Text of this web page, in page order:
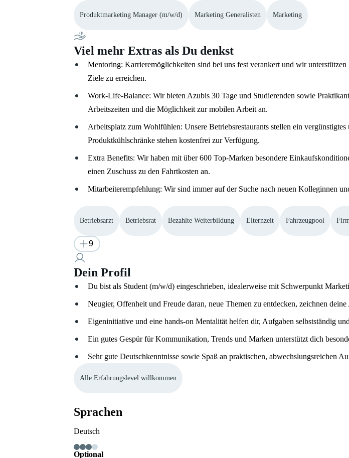
Produktmarketing Manager (m/w/d) Marketing Generalisten Marketing
Viel mehr Extras als Du denkst
Mentoring: Karrieremöglichkeiten sind bei uns fest verankert und wir
Ziele zu erreichen.
Work-Life-Balance: Wir bieten Azubis 30 Tage und Studierenden sowie
Arbeitszeiten und die Möglichkeit zur mobilen Arbeit an.
Arbeitsplatz zum Wohlfühlen: Unsere Betriebsrestaurants stellen ein
Produktkühlschränke stehen kostenfrei zur Verfügung.
Extra Benefits: Wir haben mit über 600 Top-Marken besondere
einen Zuschuss zu den Fahrtkosten an.
Mitarbeiterempfehlung: Wir sind immer auf der Suche nach neuen Kolleginnen
Betriebsarzt Betriebsrat Bezahlte Weiterbildung Elternzeit Fahrzeugpool
9
Dein Profil
Du bist als Student (m/w/d) eingeschrieben, idealerweise mit Schwerpunkt
Neugier, Offenheit und Freude daran, neue Themen zu entdecken, zeichnen deine
Eigeninitiative und eine hands-on Mentalität helfen dir, Aufgaben selbstständig
Ein gutes Gespür für Kommunikation, Trends und Marken unterstützt dich
Sehr gute Deutschkenntnisse sowie Spaß an praktischen, abwechslungsreichen
Alle Erfahrungslevel willkommen
Sprachen
Deutsch
Optional